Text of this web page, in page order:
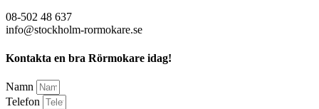
08-502 48 637
info@stockholm-rormokare.se
Kontakta en bra Rörmokare idag!
Namn
Telefon